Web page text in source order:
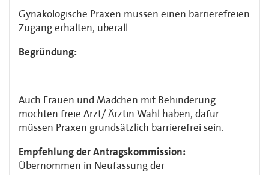
Gynäkologische Praxen müssen einen barrierefreien
Zugang erhalten, überall.
Begründung:
Auch Frauen und Mädchen mit Behinderung
möchten freie Arzt/ Ärztin Wahl haben, dafür
müssen Praxen grundsätzlich barrierefrei sein.
Empfehlung der Antragskommission:
Übernommen in Neufassung der